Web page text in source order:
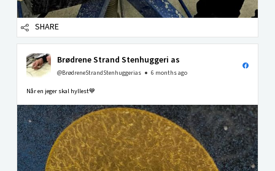
SHARE
Brødrene Strand Stenhuggeri as
@BrødreneStrandStenhuggerias 6 months ago
Når en jeger skal hyllest💙